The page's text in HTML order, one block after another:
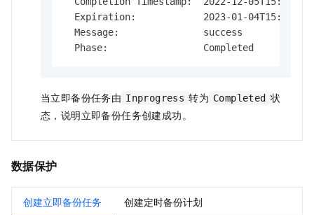
Expiration:            2023-01-
  Message:               success
  Phase:                 Completed
当立即备份任务由 Inprogress 转为 Completed 状
态，说明立即备份任务创建成功。
数据保护
创建立即备份任务 创建定时备份计划